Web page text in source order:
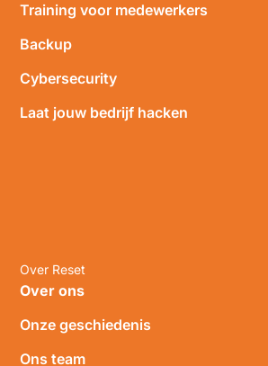
Training voor medewerkers
Backup
Cybersecurity
Laat jouw bedrijf hacken
Over Reset
Over ons
Onze geschiedenis
Ons team